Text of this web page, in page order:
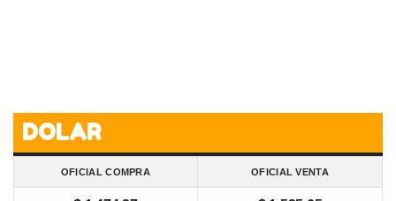
DOLAR
OFICIAL COMPRA OFICIAL VENTA